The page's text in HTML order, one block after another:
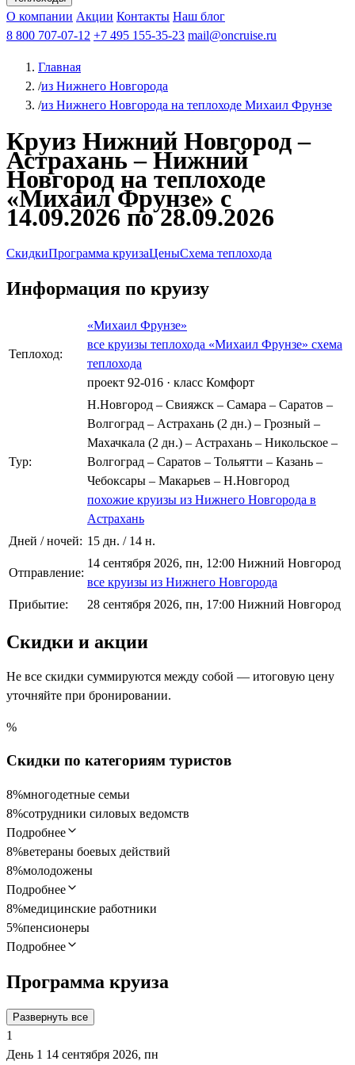
Чебоксарыиз Волгоградаиз Саратова Все города
КазаньВ Нижний НовгородВ ПермьВ Ростов-на-Дону
РыбинскНа СоловкиНа ВалаамПо ОкеПо Енисею
Афанасий Никитин Октябрьская революция
ФединАлександр СвешниковИван
МироновА.С.Попов
О компании Акции Контакты Наш блог
8 800 707-07-12 +7 495 155-35-23 mail@oncruise.ru
Главная
/из Нижнего Новгорода
/из Нижнего Новгорода на теплоходе Михаил Фрунзе
Круиз Нижний Новгород –
Астрахань – Нижний
Новгород на теплоходе
«Михаил Фрунзе» с
14.09.2026 по 28.09.2026
СкидкиПрограмма круизаЦеныСхема теплохода
Информация по круизу
Теплоход:
«Михаил Фрунзе»
все круизы теплохода «Михаил Фрунзе» схема
теплохода
проект 92-016 · класс Комфорт
Тур:
Н.Новгород – Свияжск – Самара – Саратов –
Волгоград – Астрахань (2 дн.) – Грозный –
Махачкала (2 дн.) – Астрахань – Никольское –
Волгоград – Саратов – Тольятти – Казань –
Чебоксары – Макарьев – Н.Новгород
похожие круизы из Нижнего Новгорода в
Астрахань
Дней / ночей: 15 дн. / 14 н.
Отправление:
14 сентября 2026, пн, 12:00 Нижний Новгород
все круизы из Нижнего Новгорода
Прибытие:
28 сентября 2026, пн, 17:00 Нижний Новгород
Скидки и акции
Не все скидки суммируются между собой — итоговую цену
уточняйте при бронировании.
%
Скидки по категориям туристов
8%многодетные семьи
8%сотрудники силовых ведомств
Подробнее
8%ветераны боевых действий
8%молодожены
Подробнее
8%медицинские работники
5%пенсионеры
Подробнее
Программа круиза
Развернуть все
1
День 1 14 сентября 2026, пн